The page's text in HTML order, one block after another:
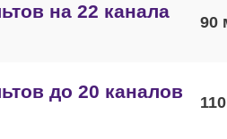
на 22 канала
90
до 20 каналов
110